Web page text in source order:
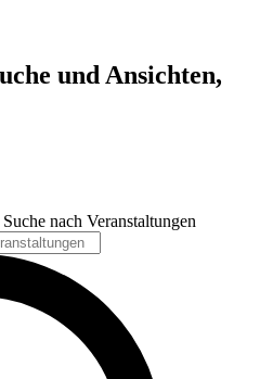
und Ansichten,
nach Veranstaltungen